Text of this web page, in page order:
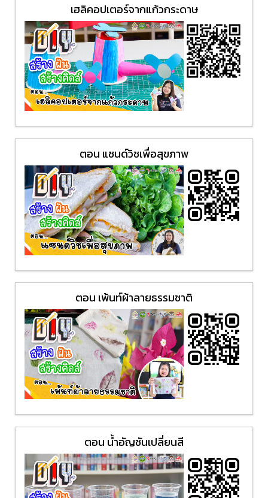
เฮลิคอปเตอร์จากแก้วกระดาษ
ตอน แซนด์วิชเพื่อสุขภาพ
ตอน เพ้นท์ผ้าลายธรรมชาติ
ตอน น้ำอัญชันเปลี่ยนสี